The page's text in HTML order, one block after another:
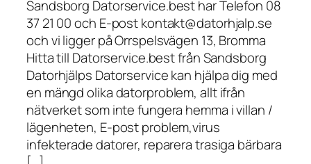
Sandsborg Datorservice.best har Telefon 08
37 21 00 och E-post kontakt@datorhjalp.se
och vi ligger på Orrspelsvägen 13, Bromma
Hitta till Datorservice.best från Sandsborg
Datorhjälps Datorservice kan hjälpa dig med
en mängd olika datorproblem, allt ifrån
nätverket som inte fungera hemma i villan /
lägenheten, E-post problem,virus
infekterade datorer, reparera trasiga bärbara